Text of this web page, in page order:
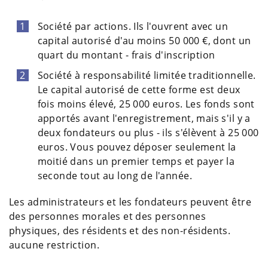
Société par actions. Ils l'ouvrent avec un
capital autorisé d'au moins 50 000 €, dont un
quart du montant - frais d'inscription
Société à responsabilité limitée traditionnelle.
Le capital autorisé de cette forme est deux
fois moins élevé, 25 000 euros. Les fonds sont
apportés avant l'enregistrement, mais s'il y a
deux fondateurs ou plus - ils s'élèvent à 25 000
euros. Vous pouvez déposer seulement la
moitié dans un premier temps et payer la
seconde tout au long de l'année.
Les administrateurs et les fondateurs peuvent être
des personnes morales et des personnes
physiques, des résidents et des non-résidents.
aucune restriction.